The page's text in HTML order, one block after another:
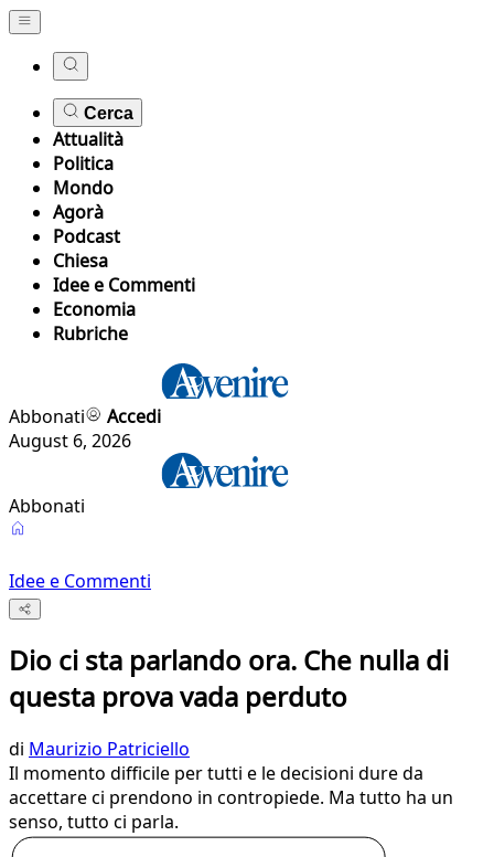
Cerca
Attualità
Politica
Mondo
Agorà
Podcast
Chiesa
Idee e Commenti
Economia
Rubriche
Abbonati
Accedi
August 6, 2026
Abbonati
Idee e Commenti
Dio ci sta parlando ora. Che nulla di
questa prova vada perduto
di Maurizio Patriciello
Il momento difficile per tutti e le decisioni dure da
accettare ci prendono in contropiede. Ma tutto ha un
senso, tutto ci parla.